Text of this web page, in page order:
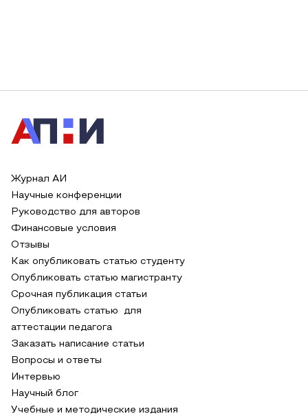
Журнал АИ
Научные конференции
Руководство для авторов
Финансовые условия
Отзывы
Как опубликовать статью студенту
Опубликовать статью магистранту
Срочная публикация статьи
Опубликовать статью для
аттестации педагога
Заказать написание статьи
Вопросы и ответы
Интервью
Научный блог
Учебные и методические издания